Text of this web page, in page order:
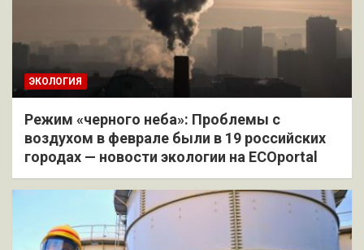
ЭКОЛОГИЯ
Режим «черного неба»: Проблемы с
воздухом в феврале были в 19 российских
городах — новости экологии на ECOportal